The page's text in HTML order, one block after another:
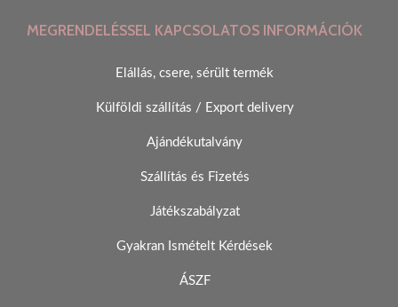
MEGRENDELÉSSEL KAPCSOLATOS INFORMÁCIÓK
Elállás, csere, sérült termék
Külföldi szállítás / Export delivery
Ajándékutalvány
Szállítás és Fizetés
Játékszabályzat
Gyakran Ismételt Kérdések
ÁSZF